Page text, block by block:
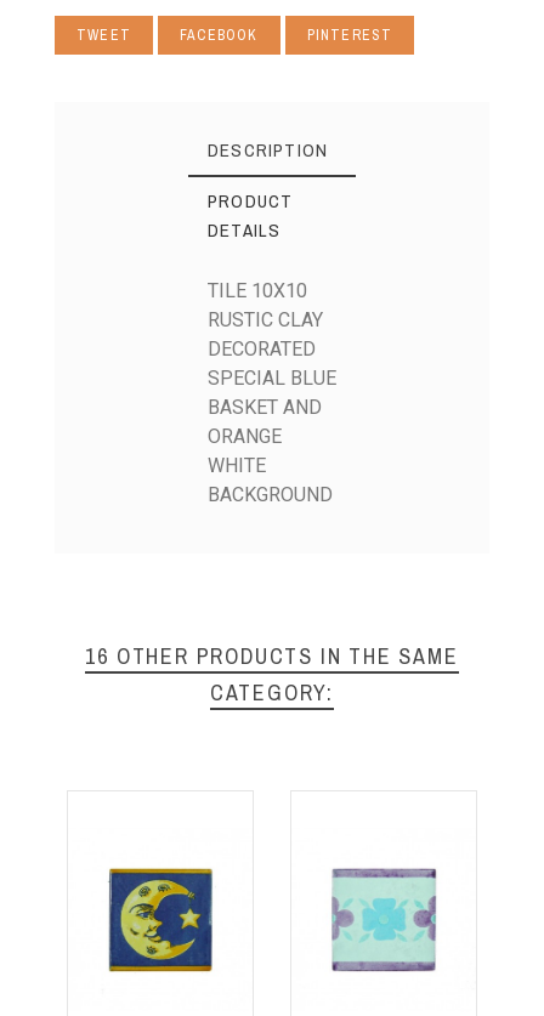
TWEET FACEBOOK PINTEREST
DESCRIPTION
PRODUCT
DETAILS
TILE 10X10
RUSTIC CLAY
DECORATED
SPECIAL BLUE
BASKET AND
ORANGE
WHITE
BACKGROUND
16 OTHER PRODUCTS IN THE SAME
CATEGORY: